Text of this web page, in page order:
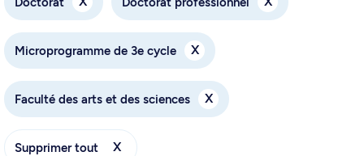
Microprogramme de 3e cycle X
Faculté des arts et des sciences X
Supprimer tout X